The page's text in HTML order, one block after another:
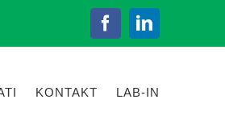
FacebookLinkedIn
KONTAKT LAB-IN